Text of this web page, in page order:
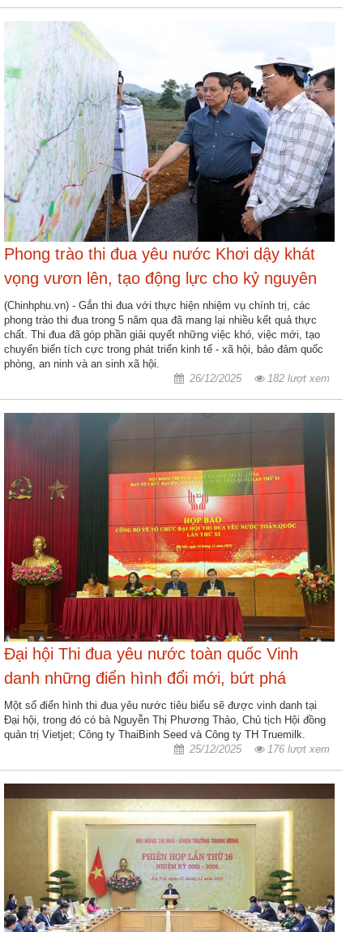
đề
cận
thông
Tìm
kiếm
Đăng
nhập
Phong trào thi đua yêu nước Khơi dậy khát
vọng vươn lên, tạo động lực cho kỷ nguyên
mới
(Chinhphu.vn) - Gắn thi đua với thực hiện nhiệm vụ chính trị, các
phong trào thi đua trong 5 năm qua đã mang lại nhiều kết quả thực
chất. Thi đua đã góp phần giải quyết những việc khó, việc mới, tạo
chuyển biến tích cực trong phát triển kinh tế - xã hội, bảo đảm quốc
phòng, an ninh và an sinh xã hội.
26/12/2025
182 lượt xem
Đại hội Thi đua yêu nước toàn quốc Vinh
danh những điển hình đổi mới, bứt phá
Một số điển hình thi đua yêu nước tiêu biểu sẽ được vinh danh tại
Đại hội, trong đó có bà Nguyễn Thị Phương Thảo, Chủ tịch Hội đồng
quản trị Vietjet; Công ty ThaiBinh Seed và Công ty TH Truemilk.
25/12/2025
176 lượt xem